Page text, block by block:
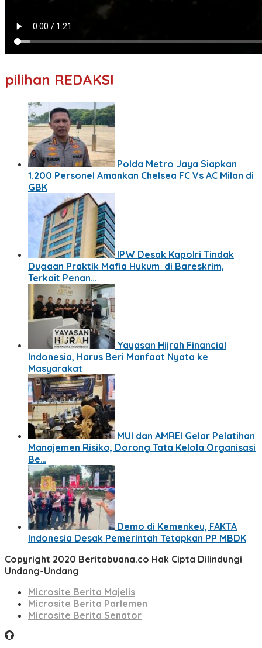
pilihan REDAKSI
Polda Metro Jaya Siapkan
1.200 Personel Amankan Chelsea FC Vs AC Milan di
GBK
IPW Desak Kapolri Tindak
Dugaan Praktik Mafia Hukum di Bareskrim,
Terkait Penan…
Yayasan Hijrah Financial
Indonesia, Harus Beri Manfaat Nyata ke
Masyarakat
MUI dan AMREI Gelar Pelatihan
Manajemen Risiko, Dorong Tata Kelola Organisasi
Be…
Demo di Kemenkeu, FAKTA
Indonesia Desak Pemerintah Tetapkan PP MBDK
Copyright 2020 Beritabuana.co Hak Cipta Dilindungi
Undang-Undang
Microsite Berita Majelis
Microsite Berita Parlemen
Microsite Berita Senator